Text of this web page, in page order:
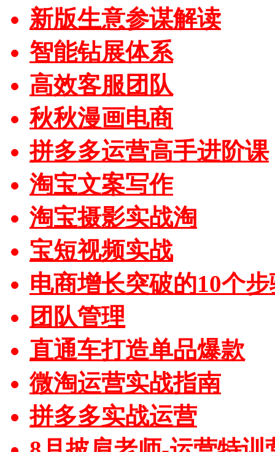
新版生意参谋解读
智能钻展体系
高效客服团队
秋秋漫画电商
拼多多运营高手进阶课
淘宝文案写作
淘宝摄影实战淘
宝短视频实战
电商增长突破的10个
团队管理
直通车打造单品爆款
微淘运营实战指南
拼多多实战运营